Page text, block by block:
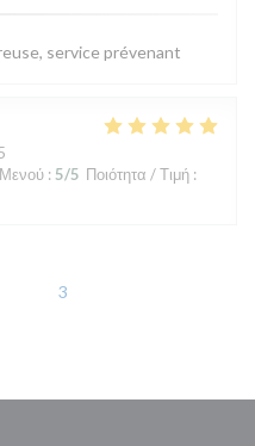
service prévenant
Μενού : 5/5 Ποιότητα / Τιμή :
3